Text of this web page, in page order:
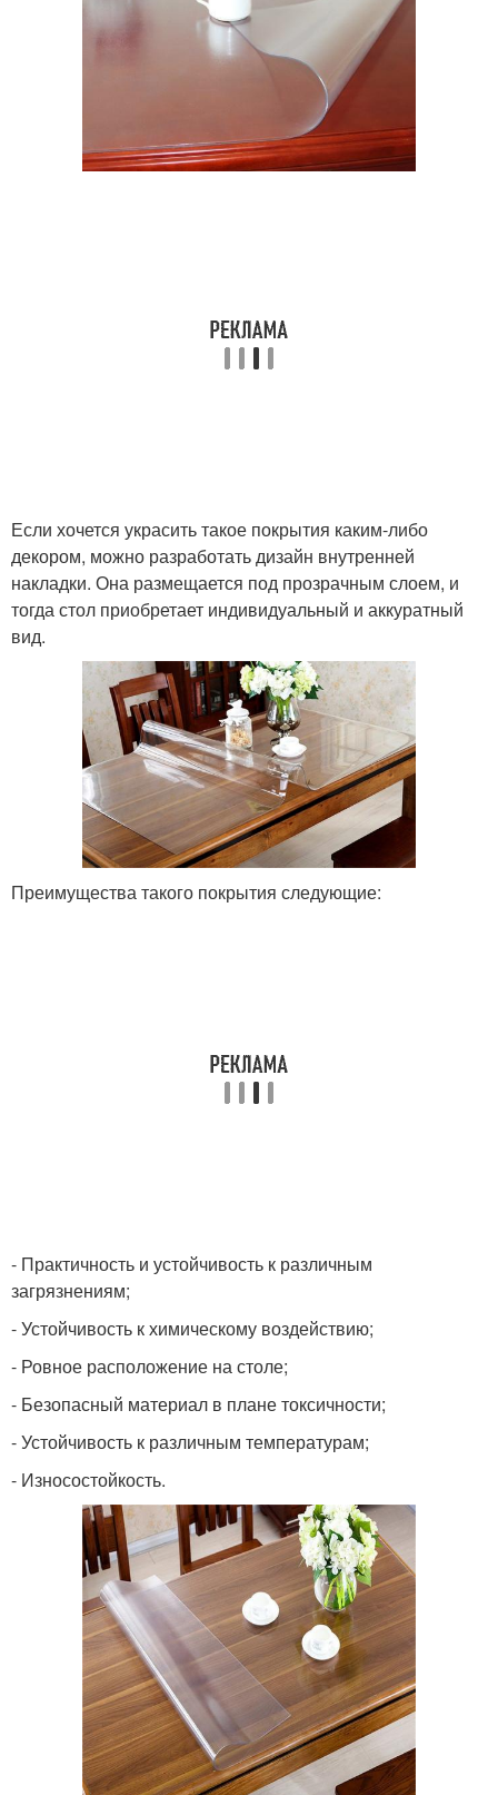
Если хочется украсить такое покрытия каким-либо
декором, можно разработать дизайн внутренней
накладки. Она размещается под прозрачным слоем, и
тогда стол приобретает индивидуальный и аккуратный
вид.
Преимущества такого покрытия следующие:
- Практичность и устойчивость к различным
загрязнениям;
- Устойчивость к химическому воздействию;
- Ровное расположение на столе;
- Безопасный материал в плане токсичности;
- Устойчивость к различным температурам;
- Износостойкость.